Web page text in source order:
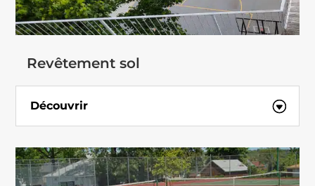
Revêtement sol
Découvrir